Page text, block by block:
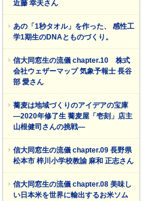
近藤 幸夫さん
あの「1秒タオル」を作った、 感性工
学1期生のDNAとものづくり。
信大同窓生の流儀 chapter.10 株式
会社ウェザーマップ 気象予報士 長谷
部 愛さん
蕎麦は地域づくりのアイデアの宝庫
―2020年修了生 蕎麦屋「壱刻」店主
山根健司さんの挑戦―
信大同窓生の流儀 chapter.09 長野県
松本市 梓川小学校教諭 麻和 正志さん
信大同窓生の流儀 chapter.08 美味し
い日本米を世界に輸出するお米ソム